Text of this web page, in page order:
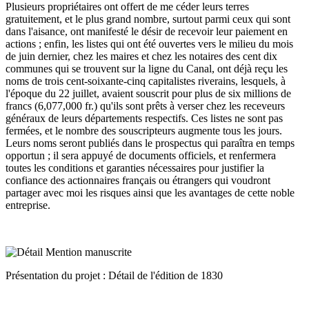
Plusieurs propriétaires ont offert de me céder leurs terres
gratuitement, et le plus grand nombre, surtout parmi ceux qui sont
dans l'aisance, ont manifesté le désir de recevoir leur paiement en
actions ; enfin, les listes qui ont été ouvertes vers le milieu du mois
de juin dernier, chez les maires et chez les notaires des cent dix
communes qui se trouvent sur la ligne du Canal, ont déjà reçu les
noms de trois cent-soixante-cinq capitalistes riverains, lesquels, à
l'époque du 22 juillet, avaient souscrit pour plus de six millions de
francs (6,077,000 fr.) qu'ils sont prêts à verser chez les receveurs
généraux de leurs départements respectifs. Ces listes ne sont pas
fermées, et le nombre des souscripteurs augmente tous les jours.
Leurs noms seront publiés dans le prospectus qui paraîtra en temps
opportun ; il sera appuyé de documents officiels, et renfermera
toutes les conditions et garanties nécessaires pour justifier la
confiance des actionnaires français ou étrangers qui voudront
partager avec moi les risques ainsi que les avantages de cette noble
entreprise.
Présentation du projet : Détail de l'édition de 1830